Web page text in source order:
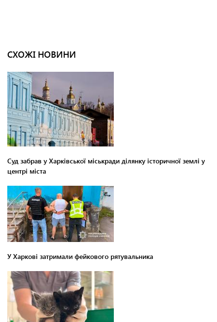
СХОЖІ НОВИНИ
Суд забрав у Харківської міськради ділянку історичної землі у
центрі міста
У Харкові затримали фейкового рятувальника